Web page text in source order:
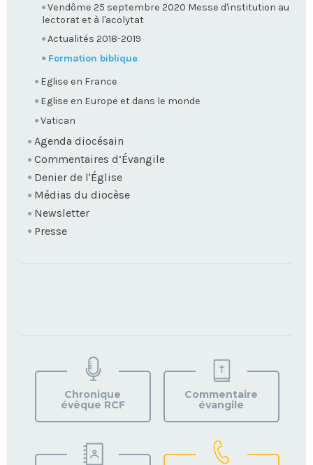
Vendôme 25 septembre 2020 Messe d'institution au
lectorat et à l'acolytat
Actualités 2018-2019
Formation biblique
Eglise en France
Eglise en Europe et dans le monde
Vatican
Agenda diocésain
Commentaires d’Évangile
Denier de l'Église
Médias du diocèse
Newsletter
Presse
VOTRE
PAROISSE
Chronique
évêque RCF
Commentaire
évangile